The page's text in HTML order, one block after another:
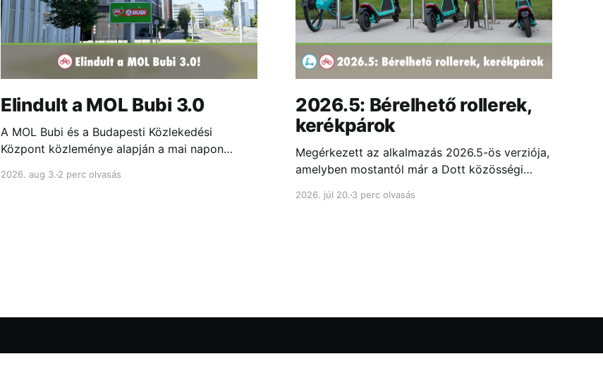
Elindult a MOL Bubi 3.0
A MOL Bubi és a Budapesti Közlekedési
Központ közleménye alapján a mai napon
indulást egy néhány hetes próbaüzem előzte
2026. aug 3. 2 perc olvasás
2026.5: Bérelhető rollerek,
kerékpárok
Megérkezett az alkalmazás 2026.5-ös verziója,
amelyben mostantól már a Dott közösségi
vidéki városban. Emellett átdolgoztuk...
2026. júl 20. 3 perc olvasás